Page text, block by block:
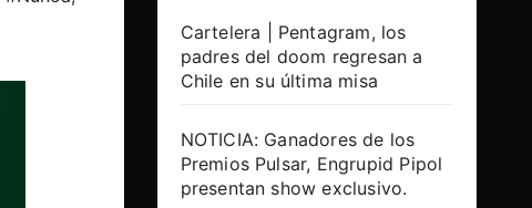
Cartelera | Pentagram, los
padres del doom regresan a
Chile en su última misa
NOTICIA: Ganadores de los
Premios Pulsar, Engrupid Pipol
presentan show exclusivo.